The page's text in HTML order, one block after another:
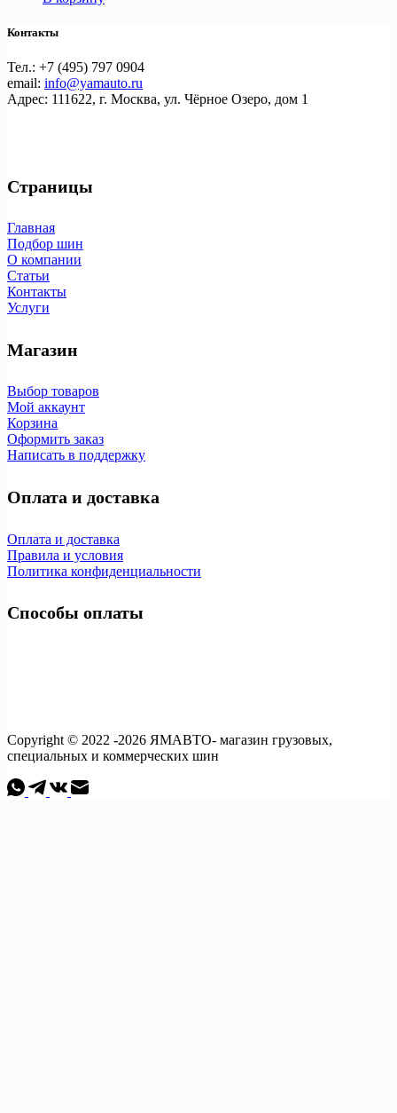
Контакты
Тел.: +7 (495) 797 0904
email: info@yamauto.ru
Адрес: 111622, г. Москва, ул. Чёрное Озеро, дом 1
Страницы
Главная
Подбор шин
О компании
Статьи
Контакты
Услуги
Магазин
Выбор товаров
Мой аккаунт
Корзина
Оформить заказ
Написать в поддержку
Оплата и доставка
Оплата и доставка
Правила и условия
Политика конфиденциальности
Способы оплаты
Copyright © 2022 -2026 ЯМАВТО- магазин грузовых,
специальных и коммерческих шин